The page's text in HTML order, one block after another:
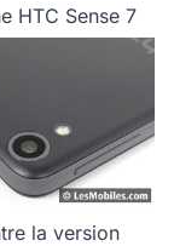
HTC Sense 7
la version